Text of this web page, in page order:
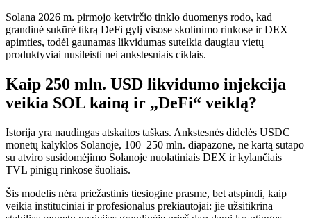
Solana 2026 m. pirmojo ketvirčio tinklo duomenys rodo, kad
grandinė sukūrė tikrą DeFi gylį visose skolinimo rinkose ir DEX
apimties, todėl gaunamas likvidumas suteikia daugiau vietų
produktyviai nusileisti nei ankstesniais ciklais.
Kaip 250 mln. USD likvidumo injekcija
veikia SOL kainą ir „DeFi“ veiklą?
Istorija yra naudingas atskaitos taškas. Ankstesnės didelės USDC
monetų kalyklos Solanoje, 100–250 mln. diapazone, ne kartą sutapo
su atviro susidomėjimo Solanoje nuolatiniais DEX ir kylančiais
TVL pinigų rinkose šuoliais.
Šis modelis nėra priežastinis tiesiogine prasme, bet atspindi, kaip
veikia instituciniai ir profesionalūs prekiautojai: jie užsitikrina